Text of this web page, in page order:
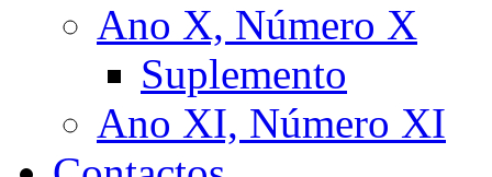
Ano X, Número X
Suplemento
Ano XI, Número XI